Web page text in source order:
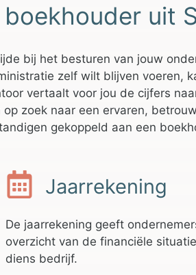
uit
bij het besturen van jouw
zelf wilt blijven voeren,
vertaalt voor jou de cijfers
zoek naar een ervaren,
gekoppeld aan een
Jaarrekening
De jaarrekening geeft
overzicht van de financiële
diens bedrijf.